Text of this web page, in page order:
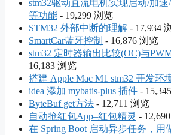
stm32驱动直流电机实现启动/加
等功能 - 19,299 浏览
STM32 外部中断的理解 - 17,934
SmartCar蓝牙控制 - 16,876 浏览
stm32 定时器输出比较(OC)与
16,183 浏览
搭建 Apple Mac M1 stm32 开发环
idea 添加 mybatis-plus 插件 -
ByteBuf get方法 - 12,711 浏览
自动抢红包App–红包精灵 -
在 Spring Boot 启动异步任务，用